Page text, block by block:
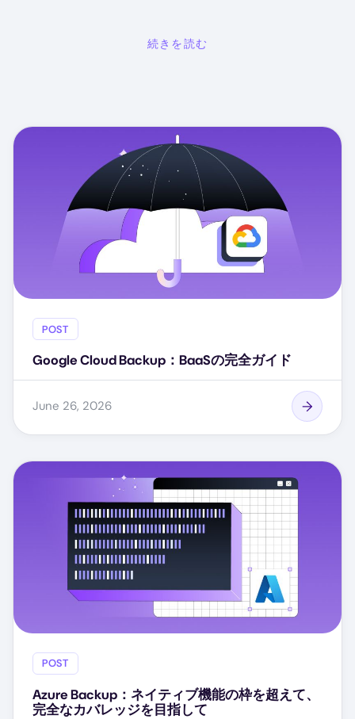
続きを読む
POST
Google Cloud Backup：BaaSの完全ガイド
June 26, 2026
POST
Azure Backup：ネイティブ機能の枠を超えて、
完全なカバレッジを目指して